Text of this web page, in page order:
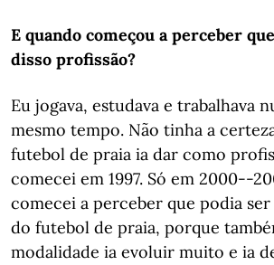
E quando começou a perceber
disso profissão?
Eu jogava, estudava e trabalhava
mesmo tempo. Não tinha a
futebol de praia ia dar como
comecei em 1997. Só em 2000--
comecei a perceber que podia
do futebol de praia, porque
modalidade ia evoluir muito e ia